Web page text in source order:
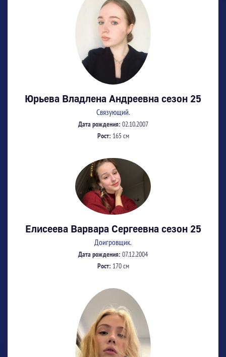
Юрьева Владлена Андреевна сезон 25
Связующий.
Дата рождения: 02.10.2007
Рост: 165 см
Елисеева Варвара Сергеевна сезон 25
Доигровщик.
Дата рождения: 07.12.2004
Рост: 170 см